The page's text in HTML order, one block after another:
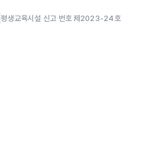
평생교육시설 신고 번호 :제2023-24호